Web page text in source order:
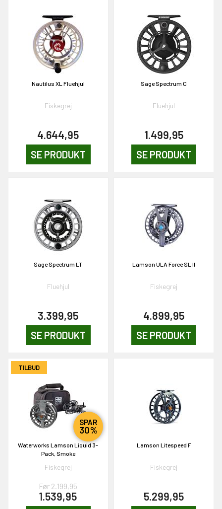
Nautilus XL Fluehjul
Fiskegrej
4.644,95
SE PRODUKT
Sage Spectrum C
Fluehjul
1.499,95
SE PRODUKT
Sage Spectrum LT
Fluehjul
3.399,95
SE PRODUKT
Lamson ULA Force SL II
Fiskegrej
4.899,95
SE PRODUKT
TILBUD
SPAR
30%
Waterworks Lamson Liquid 3-
Pack, Smoke
Fiskegrej
Før 2.199,95
1.539,95
Lamson Litespeed F
Fiskegrej
5.299,95
om et gavekort på
om måneden
VIND!
DELTAG!